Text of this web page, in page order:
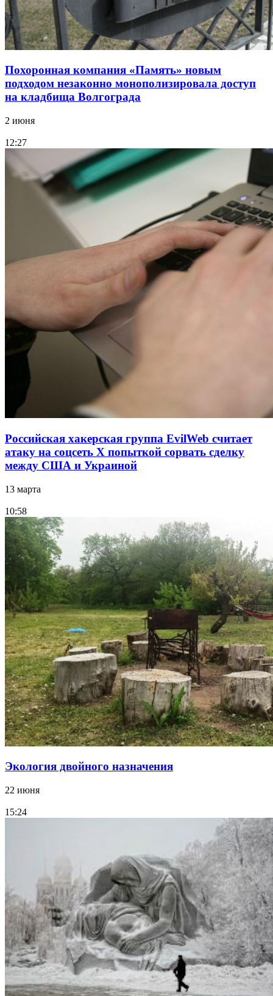
Похоронная компания «Память» новым
подходом незаконно монополизировала доступ
на кладбища Волгограда
2 июня
12:27
Российская хакерская группа EvilWeb считает
атаку на соцсеть Х попыткой сорвать сделку
между США и Украиной
13 марта
10:58
Экология двойного назначения
22 июня
15:24